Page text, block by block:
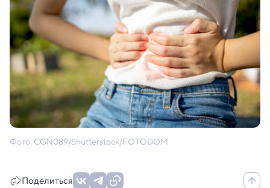
Фото: CGN089/Shutterstock/FOTODOM
Поделиться